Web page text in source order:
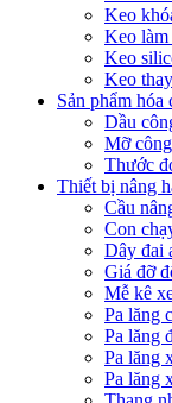
Keo
Keo làm
Keo
Keo
Sản phẩm hóa
Dầu
Mỡ
Thước
Thiết bị nâng
Cầu
Con
Dây đai
Giá đỡ
Mễ kê
Pa lăng
Pa lăng
Pa lăng
Pa lăng